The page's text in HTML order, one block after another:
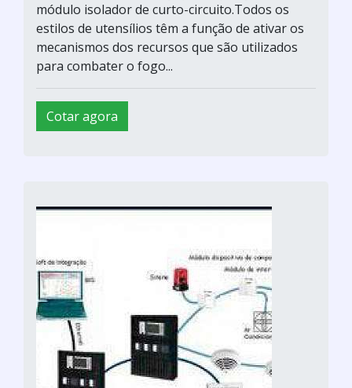
módulo isolador de curto-circuito.Todos os
estilos de utensílios têm a função de ativar os
mecanismos dos recursos que são utilizados
para combater o fogo...
Cotar agora